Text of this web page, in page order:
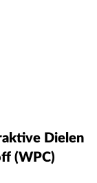
Dielen
(WPC)